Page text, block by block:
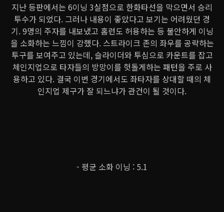
지난 등판에서는 6이닝 3실점으로 한화타선을 막으면서 승리
투수가 되었다. 그러나 내용이 좋았다고 보기는 어려웠던 경
기. 9명의 주자를 내보냈고 홈런도 허용하는 등 불안하게 이닝
을 소화하는 느낌이 강했다. 스트라이크 존의 좌우를 공략하는
투구를 보여주고 있는데, 슬라이더와 투심으로 카운트를 잡고
체인지업으로 타자들의 방망이를 헛돌게하는 패턴을 주로 사
용하고 있다. 결국 이번 경기에서도 좌타자를 상대할 때의 체
인지업 제구가 잘 되느냐가 관건이 될 것이다.
- 평균 소화 이닝 : 5.1